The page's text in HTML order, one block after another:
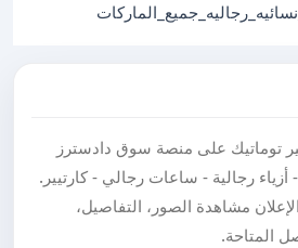
توماتيك على منصة سوق دادسترز
رجالية - ساعات رجالي - كارتيير.
مشاهدة الصور، التفاصيل،
المتاحة.